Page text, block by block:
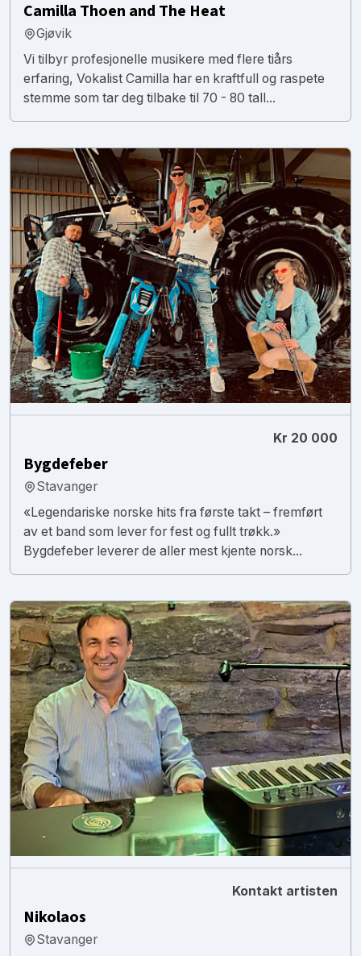
Camilla Thoen and The Heat
Gjøvik
Vi tilbyr profesjonelle musikere med flere tiårs
erfaring, Vokalist Camilla har en kraftfull og raspete
stemme som tar deg tilbake til 70 - 80 tall...
Kr 20 000
Bygdefeber
Stavanger
«Legendariske norske hits fra første takt – fremført
av et band som lever for fest og fullt trøkk.»
Bygdefeber leverer de aller mest kjente norsk...
Kontakt artisten
Nikolaos
Stavanger